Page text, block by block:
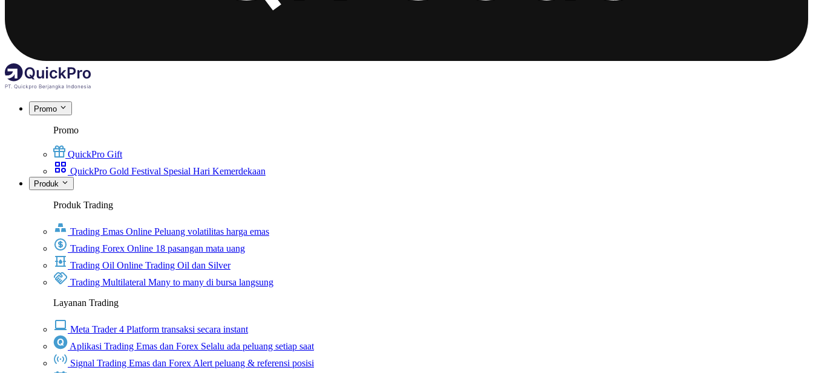
Promo
Promo
QuickPro Gift
QuickPro Gold Festival Spesial Hari Kemerdekaan
Produk
Produk Trading
Trading Emas Online Peluang volatilitas harga emas
Trading Forex Online 18 pasangan mata uang
Trading Oil Online Trading Oil dan Silver
Trading Multilateral Many to many di bursa langsung
Layanan Trading
Meta Trader 4 Platform transaksi secara instant
Aplikasi Trading Emas dan Forex Selalu ada peluang setiap saat
Signal Trading Emas dan Forex Alert peluang & referensi posisi